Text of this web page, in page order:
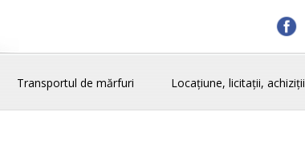
Transportul de mărfuri Locațiune, licitații, achiziții